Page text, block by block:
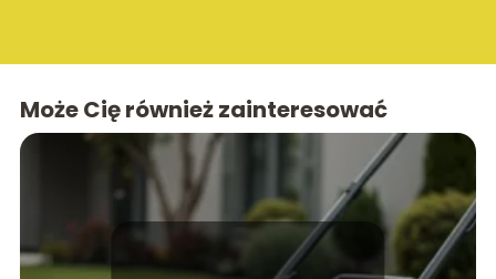
Może Cię również zainteresować